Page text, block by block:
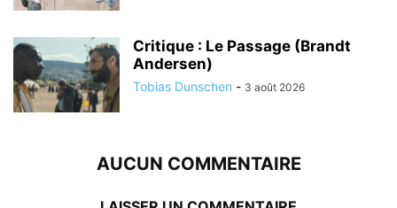
Critique : Le Passage (Brandt
Andersen)
Tobias Dunschen - 3 août 2026
AUCUN COMMENTAIRE